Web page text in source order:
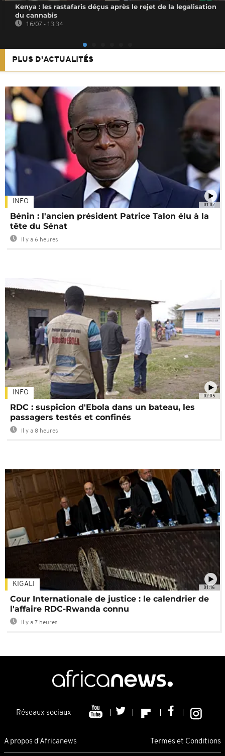
Kenya : les rastafaris déçus après le rejet de la legalisation
du cannabis
16/07 - 13:34
PLUS D'ACTUALITÉS
01:02
INFO
Bénin : l'ancien président Patrice Talon élu à la
tête du Sénat
Il y a 6 heures
02:05
INFO
RDC : suspicion d'Ebola dans un bateau, les
passagers testés et confinés
Il y a 8 heures
01:16
KIGALI
Cour Internationale de justice : le calendrier de
l'affaire RDC-Rwanda connu
Il y a 7 heures
Réseaux sociaux
A propos d'Africanews Termes et Conditions